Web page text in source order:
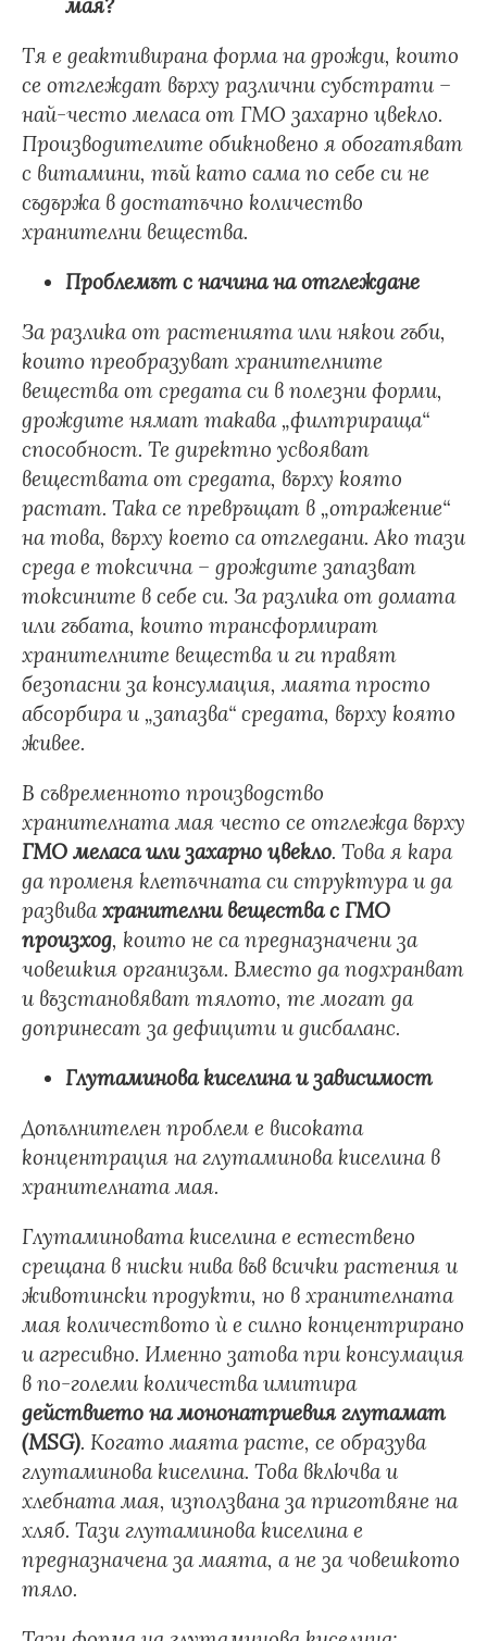
мая?
Тя е деактивирана форма на дрожди, които
се отглеждат върху различни субстрати –
най-често меласа от ГМО захарно цвекло.
Производителите обикновено я обогатяват
с витамини, тъй като сама по себе си не
съдържа в достатъчно количество
хранителни вещества.
Проблемът с начина на отглеждане
За разлика от растенията или някои гъби,
които преобразуват хранителните
вещества от средата си в полезни форми,
дрождите нямат такава „филтрираща“
способност. Те директно усвояват
веществата от средата, върху която
растат. Така се превръщат в „отражение“
на това, върху което са отгледани. Ако тази
среда е токсична – дрождите запазват
токсините в себе си. За разлика от домата
или гъбата, които трансформират
хранителните вещества и ги правят
безопасни за консумация, маята просто
абсорбира и „запазва“ средата, върху която
живее.
В съвременното производство
хранителната мая често се отглежда върху
ГМО меласа или захарно цвекло. Това я кара
да променя клетъчната си структура и да
развивахранителни вещества с ГМО
произход, които не са предназначени за
човешкия организъм. Вместо да подхранват
и възстановяват тялото, те могат да
допринесат за дефицити и дисбаланс.
Глутаминова киселина и зависимост
Допълнителен проблем е високата
концентрация на глутаминова киселина в
хранителната мая.
Глутаминовата киселинае естествено
срещана в ниски нива във всички растения и
животински продукти, но в хранителната
мая количеството ѝ е силно концентрирано
и агресивно. Именно затова при консумация
в по-големи количества имитира
действието на мононатриевия глутамат
(MSG). Когато маята расте, се образува
глутаминова киселина. Това включва и
хлебната мая, използвана за приготвяне на
хляб. Тази глутаминова киселина е
предназначена за маята, а не за човешкото
тяло.